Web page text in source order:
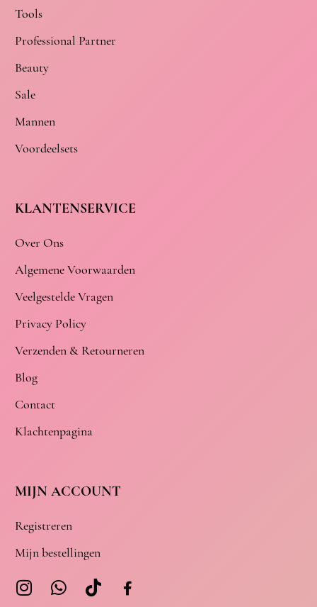
Tools
Professional Partner
Beauty
Sale
Mannen
Voordeelsets
KLANTENSERVICE
Over Ons
Algemene Voorwaarden
Veelgestelde Vragen
Privacy Policy
Verzenden & Retourneren
Blog
Contact
Klachtenpagina
MIJN ACCOUNT
Registreren
Mijn bestellingen